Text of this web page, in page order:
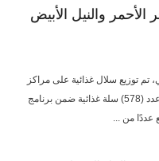
الأحمر والنيل الأبيض
تم توزيع سلال غذائية على مراكز
إيواء النازحين بمدينة بورتسودان، حيث تم توزيع عدد (578) سلة غذائية ضمن برنامج
عددًا من ...